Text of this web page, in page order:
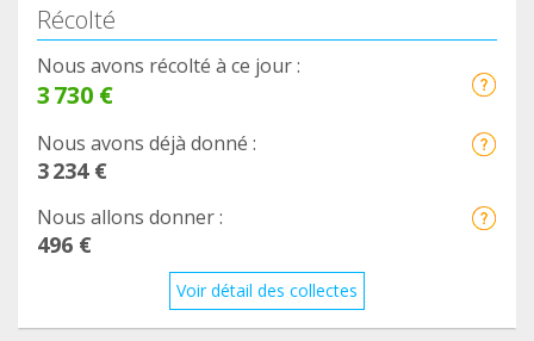
Récolté
Nous avons récolté à ce jour :
3 730 €
Nous avons déjà donné :
3 234 €
Nous allons donner :
496 €
Voir détail des collectes